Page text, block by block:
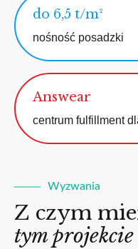
do 6,5 t/m²
nośność posadzki
Answear
centrum fulfillment
Wyzwania
Z czym
tym projekcie